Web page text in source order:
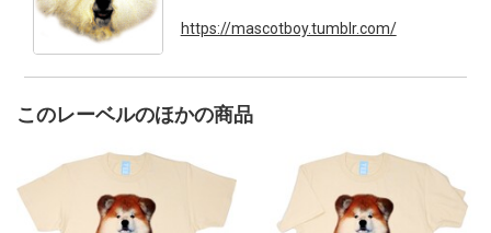
https://mascotboy.tumblr.com/
このレーベルのほかの商品